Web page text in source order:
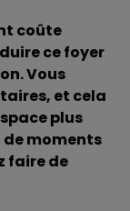
coûte
ce foyer
Vous
et cela
plus
moments
faire de